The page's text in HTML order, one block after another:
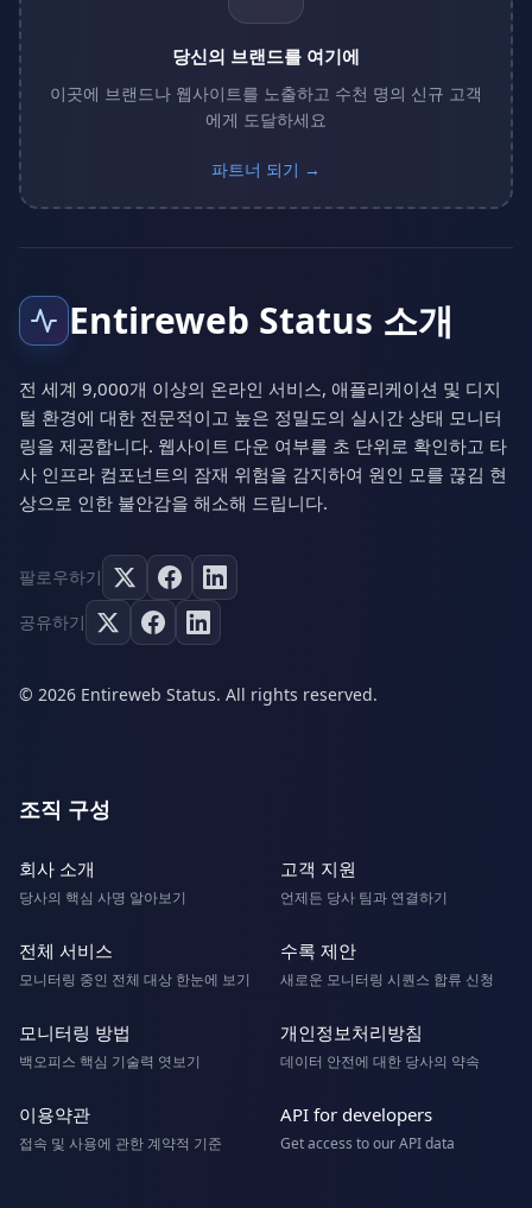
당신의 브랜드를 여기에
이곳에 브랜드나 웹사이트를 노출하고 수천 명의 신규 고객
에게 도달하세요
파트너 되기 →
Entireweb Status 소개
전 세계 9,000개 이상의 온라인 서비스, 애플리케이션 및 디지
털 환경에 대한 전문적이고 높은 정밀도의 실시간 상태 모니터
링을 제공합니다. 웹사이트 다운 여부를 초 단위로 확인하고 타
사 인프라 컴포넌트의 잠재 위험을 감지하여 원인 모를 끊김 현
상으로 인한 불안감을 해소해 드립니다.
팔로우하기
공유하기
© 2026 Entireweb Status. All rights reserved.
조직 구성
회사 소개
당사의 핵심 사명 알아보기
고객 지원
언제든 당사 팀과 연결하기
전체 서비스
모니터링 중인 전체 대상 한눈에 보기
수록 제안
새로운 모니터링 시퀀스 합류 신청
모니터링 방법
백오피스 핵심 기술력 엿보기
개인정보처리방침
데이터 안전에 대한 당사의 약속
이용약관
접속 및 사용에 관한 계약적 기준
API for developers
Get access to our API data